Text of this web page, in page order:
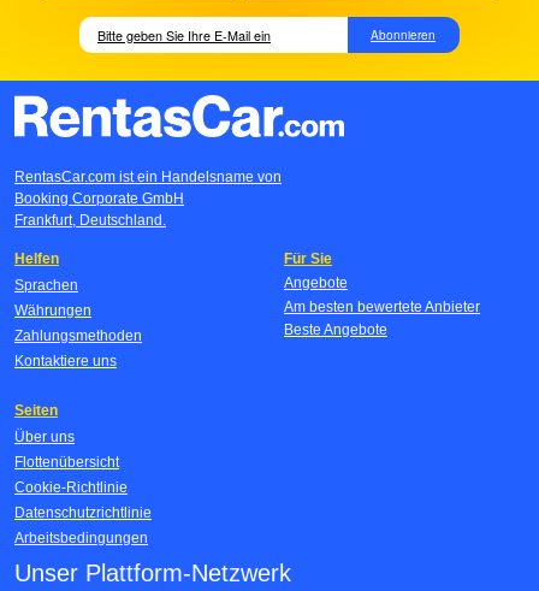
Abonnieren
RentasCar.com ist ein Handelsname von
Booking Corporate GmbH
Frankfurt, Deutschland.
Helfen
Sprachen
Währungen
Zahlungsmethoden
Kontaktiere uns
Für Sie
Angebote
Am besten bewertete Anbieter
Beste Angebote
Seiten
Über uns
Flottenübersicht
Cookie-Richtlinie
Datenschutzrichtlinie
Arbeitsbedingungen
Unser Plattform-Netzwerk